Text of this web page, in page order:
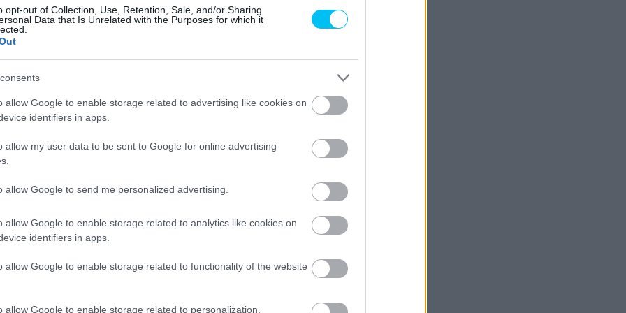
opt-out of Collection, Use, Retention, Sale, and/or Sharing
Data that Is Unrelated with the Purposes for which it
allow Google to enable storage related to advertising like cookies on
identifiers in apps.
allow my user data to be sent to Google for online advertising
allow Google to send me personalized advertising.
allow Google to enable storage related to analytics like cookies on
identifiers in apps.
allow Google to enable storage related to functionality of the website
allow Google to enable storage related to personalization.
es kanyarban a futam elején bukott, emiatt négy
Nem gyorsultam jól, a fékezésnél pedig a motor
az első kereket, és ennek következtében két nagy
hogy nem tudtam irányítani a motort. Nagyon
az első kereked, és bármelyik irányban majdnem
volt, így nem lehet versenyezni. Rossz
„Kipróbáltunk egy másik pozíciót a motoron, a
tudtam elöl játszani, ami pozitív volt. Aztán
van, és egy kicsit másnak tűnik. Bár egy
azt a burkolatot is, amivel Morbidelli itt
Mert a leszorítóerő egy kicsit alacsonyabb, és
mint amit fékezéskor veszítesz.”